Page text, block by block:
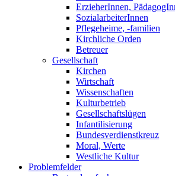
ErzieherInnen,
SozialarbeiterInnen
Pflegeheime, -familien
Kirchliche Orden
Betreuer
Gesellschaft
Kirchen
Wirtschaft
Wissenschaften
Kulturbetrieb
Gesellschaftslügen
Infantilisierung
Bundesverdienstkreuz
Moral, Werte
Westliche Kultur
Problemfelder